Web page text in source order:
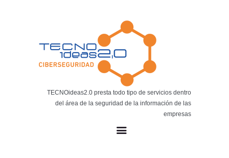
TECNOideas2.0 presta todo tipo de servicios dentro
del área de la seguridad de la información de las
empresas
BLOG TECNOIDEAS
Noticias tecnológicas.